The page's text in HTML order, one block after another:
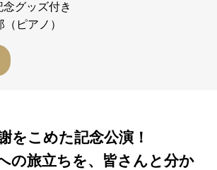
グッズ付き
ピアノ）
をこめた記念公演！
の旅立ちを、皆さんと分か